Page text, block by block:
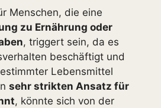
Menschen, die eine
zu Ernährung oder
, triggert sein, da es
beschäftigt und
Lebensmittel
sehr strikten Ansatz für
, könnte sich von der